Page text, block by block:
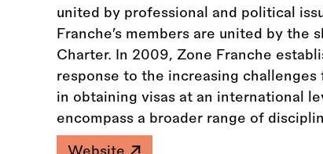
united by professional and political
Franche’s members are united by
Charter. In 2009, Zone Franche
response to the increasing
in obtaining visas at an international
encompass a broader range of
Website